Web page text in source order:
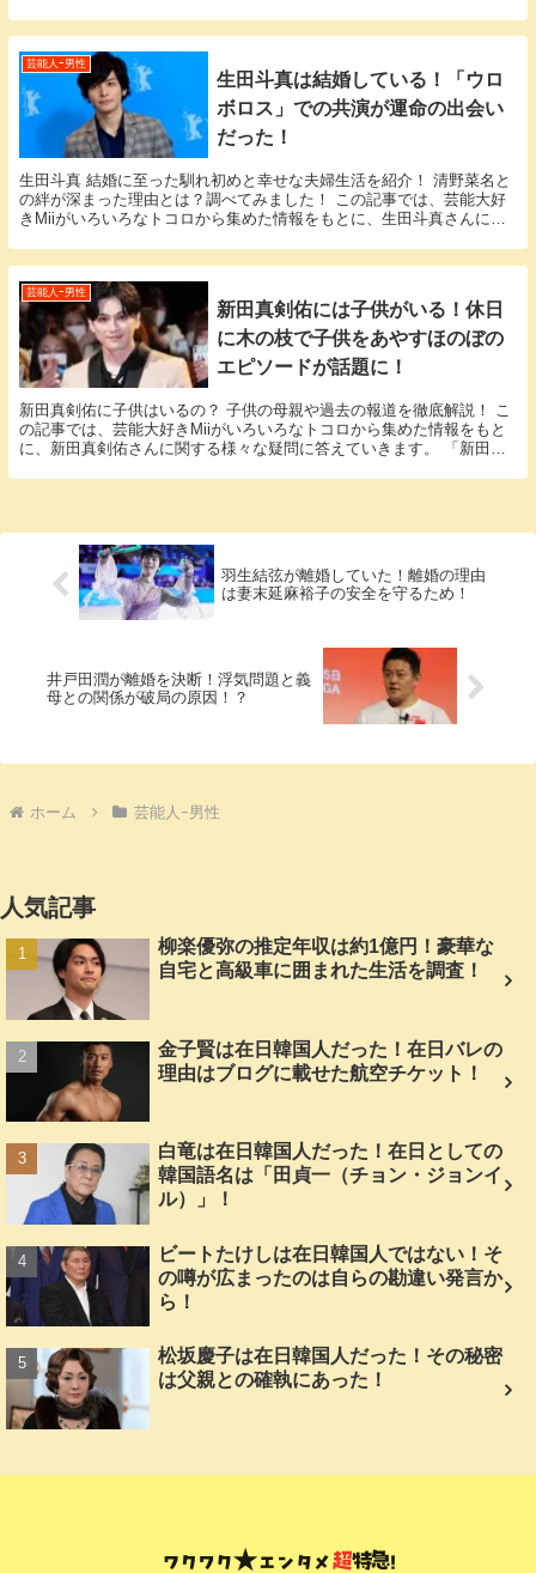
芸能人ｰ男性
生田斗真は結婚している！「ウロ
ボロス」での共演が運命の出会い
だった！
生田斗真 結婚に至った馴れ初めと幸せな夫婦生活を紹介！ 清野菜名と
の絆が深まった理由とは？調べてみました！ この記事では、芸能大好
きMiiがいろいろなトコロから集めた情報をもとに、生田斗真さんに関
芸能人ｰ男性
新田真剣佑には子供がいる！休日
に木の枝で子供をあやすほのぼの
エピソードが話題に！
新田真剣佑に子供はいるの？ 子供の母親や過去の報道を徹底解説！ こ
の記事では、芸能大好きMiiがいろいろなトコロから集めた情報をもと
に、新田真剣佑さんに関する様々な疑問に答えていきます。 「新田真
羽生結弦が離婚していた！離婚の理由
は妻末延麻裕子の安全を守るため！
井戸田潤が離婚を決断！浮気問題と義
母との関係が破局の原因！？
ホーム 芸能人ｰ男性
人気記事
柳楽優弥の推定年収は約1億円！豪華な
自宅と高級車に囲まれた生活を調査！
金子賢は在日韓国人だった！在日バレの
理由はブログに載せた航空チケット！
白竜は在日韓国人だった！在日としての
韓国語名は「田貞一（チョン・ジョンイ
ル）」！
ビートたけしは在日韓国人ではない！そ
の噂が広まったのは自らの勘違い発言か
ら！
松坂慶子は在日韓国人だった！その秘密
は父親との確執にあった！